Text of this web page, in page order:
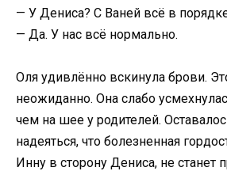
— У Дениса? С Ваней всё в
— Да. У нас всё нормально.
Оля удивлённо вскинула брови.
неожиданно. Она слабо
чем на шее у родителей.
надеяться, что болезненная
Инну в сторону Дениса, не станет